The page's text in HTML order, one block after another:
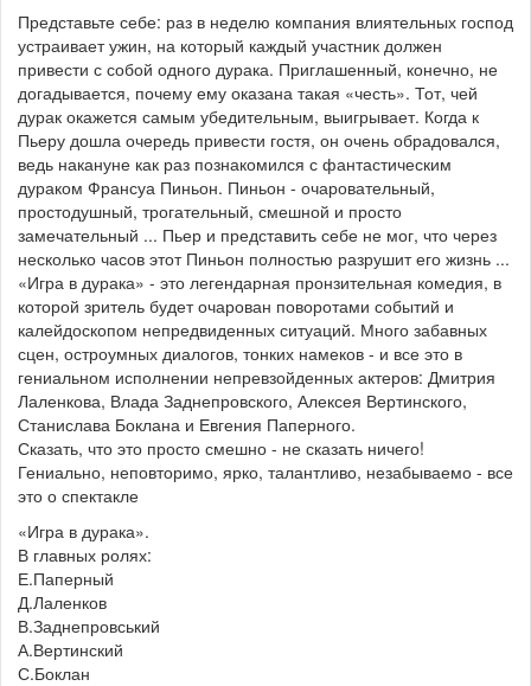
Представьте себе: раз в неделю компания влиятельных господ
устраивает ужин, на который каждый участник должен
привести с собой одного дурака. Приглашенный, конечно, не
догадывается, почему ему оказана такая «честь». Тот, чей
дурак окажется самым убедительным, выигрывает. Когда к
Пьеру дошла очередь привести гостя, он очень обрадовался,
ведь накануне как раз познакомился с фантастическим
дураком Франсуа Пиньон. Пиньон - очаровательный,
простодушный, трогательный, смешной и просто
замечательный ... Пьер и представить себе не мог, что через
несколько часов этот Пиньон полностью разрушит его жизнь ...
«Игра в дурака» - это легендарная пронзительная комедия, в
которой зритель будет очарован поворотами событий и
калейдоскопом непредвиденных ситуаций. Много забавных
сцен, остроумных диалогов, тонких намеков - и все это в
гениальном исполнении непревзойденных актеров: Дмитрия
Лаленкова, Влада Заднепровского, Алексея Вертинского,
Станислава Боклана и Евгения Паперного.
Сказать, что это просто смешно - не сказать ничего!
Гениально, неповторимо, ярко, талантливо, незабываемо - все
это о спектакле
«Игра в дурака».
В главных ролях:
Е.Паперный
Д.Лаленков
В.Заднепровський
А.Вертинский
С.Боклан